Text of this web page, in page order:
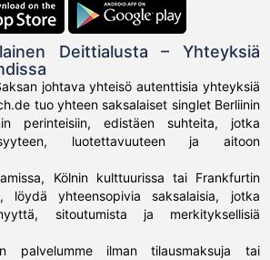
Deittialusta – Yhteyksiä
johtava yhteisö autenttisia yhteyksiä
tuo yhteen saksalaiset singlet Berliinin
perinteisiin, edistäen suhteita, jotka
luotettavuuteen ja aitoon
Kölnin kulttuurissa tai Frankfurtin
löydä yhteensopivia saksalaisia, jotka
sitoutumista ja merkityksellisiä
palvelumme ilman tilausmaksuja tai